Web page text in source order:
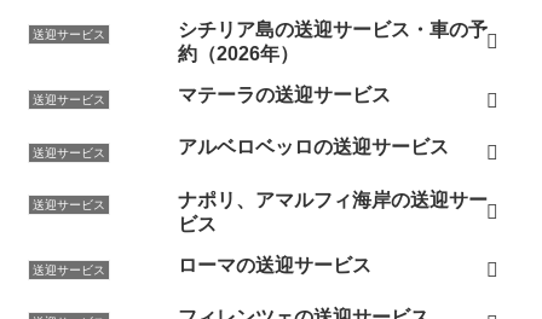
送迎サービス
シチリア島の送迎サービス・車の予
約（2026年）
送迎サービス マテーラの送迎サービス
送迎サービス アルベロベッロの送迎サービス
送迎サービス
ナポリ、アマルフィ海岸の送迎サー
ビス
送迎サービス ローマの送迎サービス